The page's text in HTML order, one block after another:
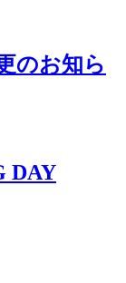
のお知ら
DAY